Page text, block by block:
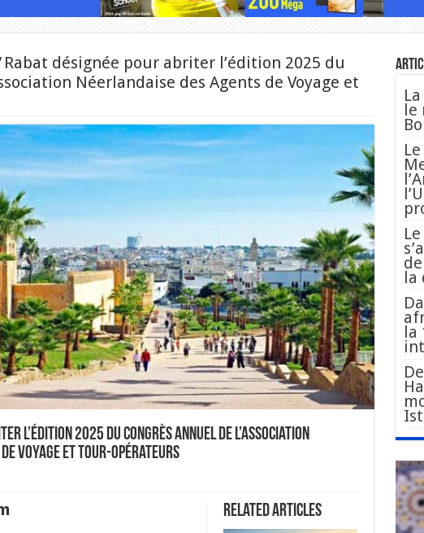
Rabat désignée pour abriter l’édition 2025 du
Néerlandaise des Agents de Voyage et
l’édition 2025 du congrès annuel de l’Association
Voyage et Tour-opérateurs
Related Articles
le
la
la